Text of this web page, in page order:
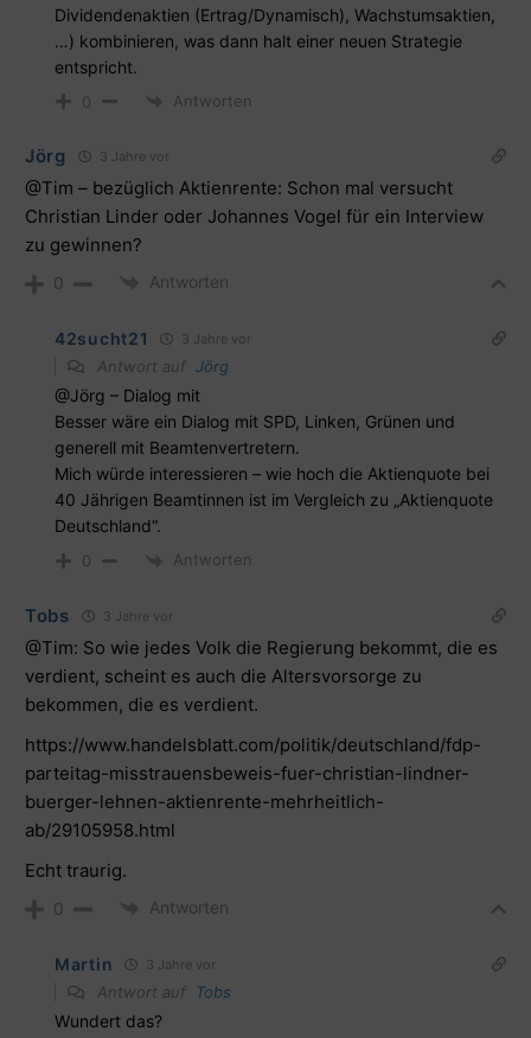
Dividendenaktien (Ertrag/Dynamisch), Wachstumsaktien,
…) kombinieren, was dann halt einer neuen Strategie
entspricht.
0 Antworten
Jörg 3 Jahre vor
@Tim – bezüglich Aktienrente: Schon mal versucht
Christian Linder oder Johannes Vogel für ein Interview
zu gewinnen?
0 Antworten
42sucht21 3 Jahre vor
Antwort auf Jörg
@Jörg – Dialog mit
Besser wäre ein Dialog mit SPD, Linken, Grünen und
generell mit Beamtenvertretern.
Mich würde interessieren – wie hoch die Aktienquote bei
40 Jährigen Beamtinnen ist im Vergleich zu „Aktienquote
Deutschland“.
0 Antworten
Tobs 3 Jahre vor
@Tim: So wie jedes Volk die Regierung bekommt, die es
verdient, scheint es auch die Altersvorsorge zu
bekommen, die es verdient.
https://www.handelsblatt.com/politik/deutschland/fdp-
parteitag-misstrauensbeweis-fuer-christian-lindner-
buerger-lehnen-aktienrente-mehrheitlich-
ab/29105958.html
Echt traurig.
0 Antworten
Martin 3 Jahre vor
Antwort auf Tobs
Wundert das?